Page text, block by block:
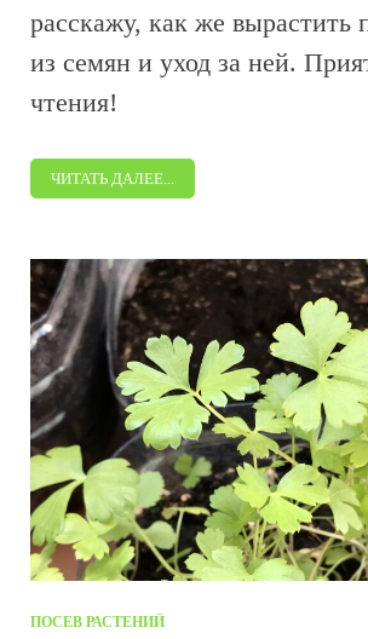
расскажу, как же вырастить
из семян и уход за ней.
чтения!
ЧИТАТЬ ДАЛЕЕ...
ПОСЕВ РАСТЕНИЙ